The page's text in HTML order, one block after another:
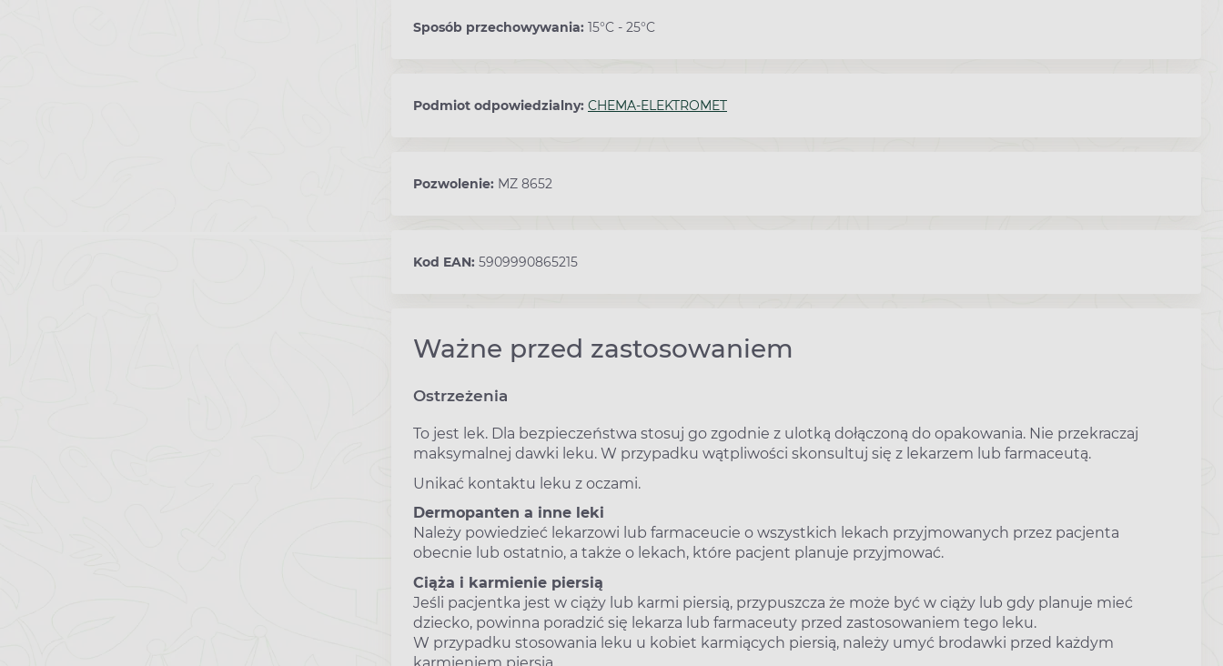
Sposób przechowywania: 15°C - 25°C
Podmiot odpowiedzialny: CHEMA-ELEKTROMET
Pozwolenie: MZ 8652
Kod EAN: 5909990865215
Ważne przed zastosowaniem
Ostrzeżenia
To jest lek. Dla bezpieczeństwa stosuj go zgodnie z ulotką dołączoną do opakowania. Nie przekraczaj
maksymalnej dawki leku. W przypadku wątpliwości skonsultuj się z lekarzem lub farmaceutą.
Unikać kontaktu leku z oczami.
Dermopanten a inne leki
Należy powiedzieć lekarzowi lub farmaceucie o wszystkich lekach przyjmowanych przez pacjenta
obecnie lub ostatnio, a także o lekach, które pacjent planuje przyjmować.
Ciąża i karmienie piersią
Jeśli pacjentka jest w ciąży lub karmi piersią, przypuszcza że może być w ciąży lub gdy planuje mieć
dziecko, powinna poradzić się lekarza lub farmaceuty przed zastosowaniem tego leku.
W przypadku stosowania leku u kobiet karmiących piersią, należy umyć brodawki przed każdym